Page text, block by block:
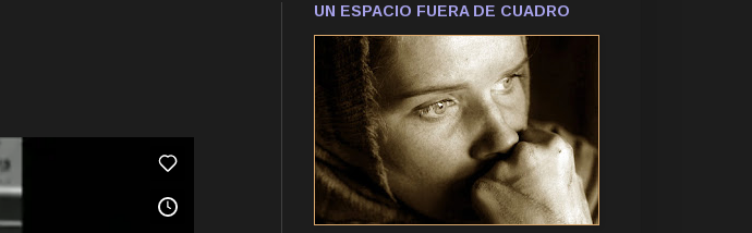
UN ESPACIO FUERA DE CUADRO